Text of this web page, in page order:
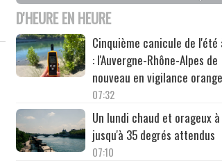
D'HEURE EN HEURE
Cinquième canicule de l'été
: l'Auvergne-Rhône-Alpes de
nouveau en vigilance orange
07:32
Un lundi chaud et orageux à
jusqu'à 35 degrés attendus
07:10